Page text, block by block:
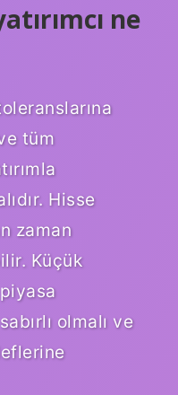
ne
tüm
Hisse
zaman
Küçük
olmalı ve